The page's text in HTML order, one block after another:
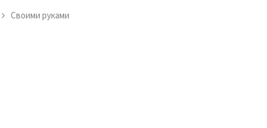
Своими руками